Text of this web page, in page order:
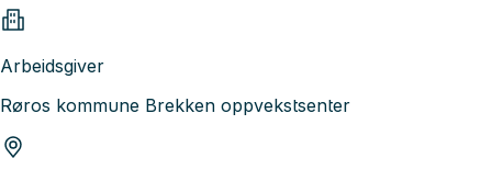
Arbeidsgiver
Røros kommune Brekken oppvekstsenter